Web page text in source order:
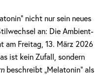
nicht nur sein neues
an: Die Ambient-
am Freitag, 13. März 2026
ist kein Zufall, sondern
beschreibt „Melatonin” als